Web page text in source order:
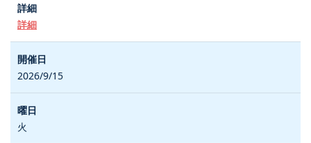
詳細
2026/9/15
火